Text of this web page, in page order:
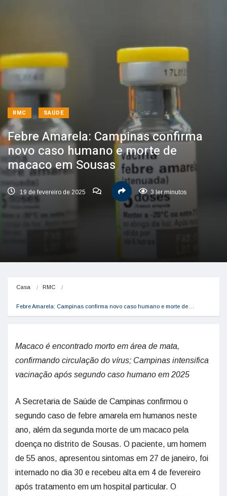
RMC SAÚDE
Febre Amarela: Campinas confirma
novo caso humano e morte de
macaco em Sousas
19 de fevereiro de 2025 3 ler minutos
Casa RMC
Febre Amarela: Campinas confirma novo caso humano e morte de…
Macaco é encontrado morto em área de mata,
confirmando circulação do vírus; Campinas intensifica
vacinação após segundo caso humano em 2025
A Secretaria de Saúde de Campinas confirmou o
segundo caso de febre amarela em humanos neste
ano, além da segunda morte de um macaco pela
doença no distrito de Sousas. O paciente, um homem
de 55 anos, apresentou sintomas em 27 de janeiro, foi
internado no dia 30 e recebeu alta em 4 de fevereiro
após tratamento em um hospital particular. O